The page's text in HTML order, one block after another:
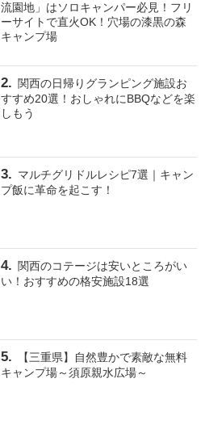
流園地」はソロキャンパー必見！フリ
ーサイトで直火OK！穴場の漆黒の森
キャンプ場
関西の日帰りグランピング施設お
すすめ20選！おしゃれにBBQなどを楽
しもう
マルチグリドルレシピ7選｜キャン
プ飯に革命を起こす！
関西のコテージは安いところがい
い！おすすめの格安施設18選
【三重県】自然豊かで素敵な無料
キャンプ場～須原親水広場～